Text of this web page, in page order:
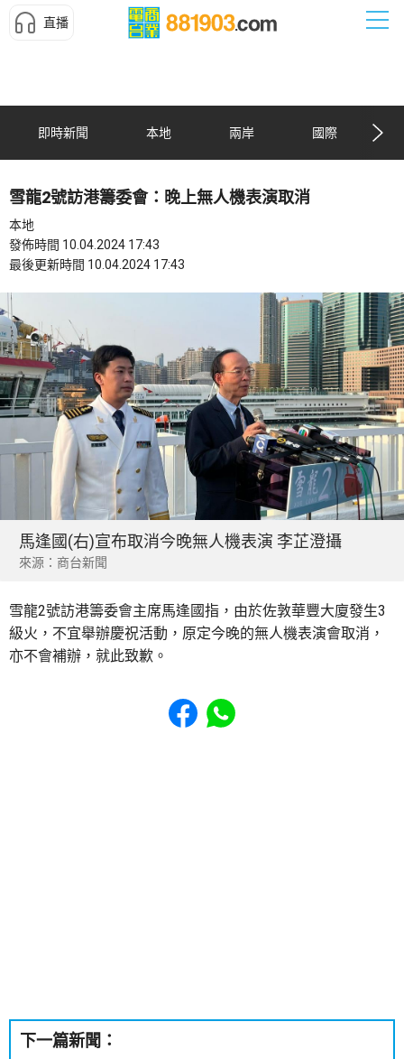
直播
即時新聞 本地 兩岸 國際
雪龍2號訪港籌委會：晚上無人機表演取消
本地
發佈時間 10.04.2024 17:43
最後更新時間 10.04.2024 17:43
馬逢國(右)宣布取消今晚無人機表演 李芷澄攝
來源：商台新聞
雪龍2號訪港籌委會主席馬逢國指，由於佐敦華豐大廈發生3
級火，不宜舉辦慶祝活動，原定今晚的無人機表演會取消，
亦不會補辦，就此致歉。
Share to Facebook
Share to WhatsApp
下一篇新聞：